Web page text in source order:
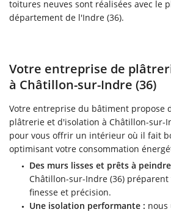
toitures neuves sont réalisées avec le
département de l'Indre (36).
Votre entreprise de
à Châtillon-sur-Indre (36)
Votre entreprise du bâtiment propose
plâtrerie et d'isolation à Châtillon-sur-
pour vous offrir un intérieur où il fait
optimisant votre consommation
Des murs lisses et prêts à
Châtillon-sur-Indre (36) préparent
finesse et précision.
Une isolation performante : nous